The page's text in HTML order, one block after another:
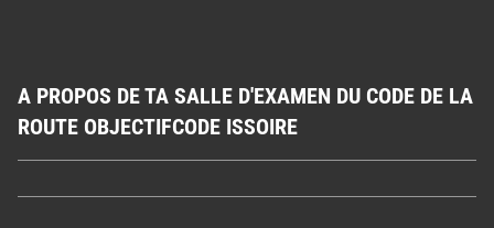
A PROPOS DE TA SALLE D'EXAMEN DU CODE DE LA
ROUTE OBJECTIFCODE ISSOIRE